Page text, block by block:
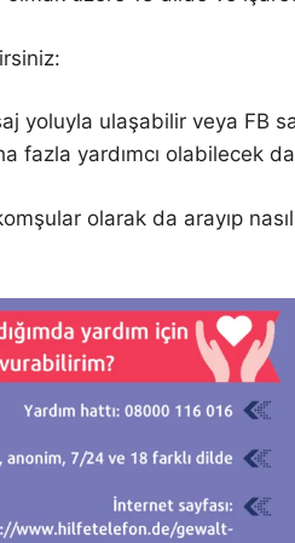
yoluyla ulaşabilir veya FB
yardımcı olabilecek
olarak da arayıp